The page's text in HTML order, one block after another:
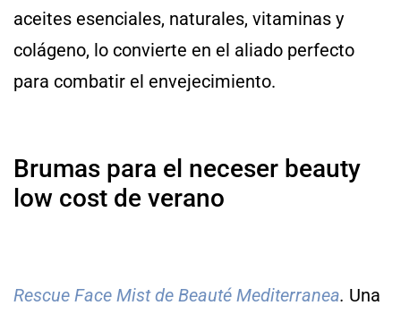
aceites esenciales, naturales, vitaminas y
colágeno, lo convierte en el aliado perfecto
para combatir el envejecimiento.
Brumas para el neceser beauty
low cost de verano
Rescue Face Mist de Beauté Mediterranea. Una